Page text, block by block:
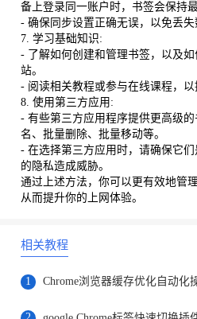
备上登录同一账户时，书签会保持最
- 确保同步设置正确无误，以免丢失
7. 学习基础知识:
- 了解如何创建和管理书签，以及
站。
- 阅读相关教程或参与在线课程，以
8. 使用第三方应用:
- 有些第三方应用程序提供更高级
名、批量删除、批量移动等。
- 在选择第三方应用时，请确保它
的隐私造成威胁。
通过上述方法，你可以更有效地管
从而提升你的上网体验。
相关教程
1 Chrome浏览器缓存优化自动化